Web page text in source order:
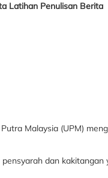
Latihan Penulisan Berita
Malaysia (UPM)
dan kakitangan